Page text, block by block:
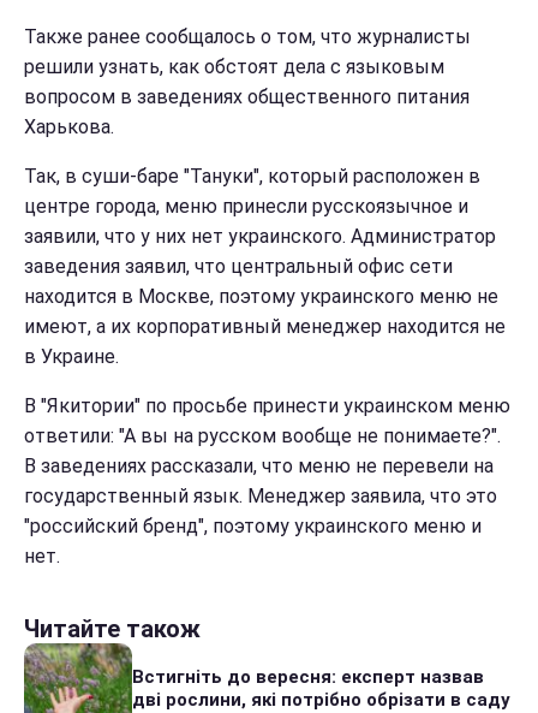
Также ранее сообщалось о том, что журналисты
решили узнать, как обстоят дела с языковым
вопросом в заведениях общественного питания
Харькова.
Так, в суши-баре "Тануки", который расположен в
центре города, меню принесли русскоязычное и
заявили, что у них нет украинского. Администратор
заведения заявил, что центральный офис сети
находится в Москве, поэтому украинского меню не
имеют, а их корпоративный менеджер находится не
в Украине.
В "Якитории" по просьбе принести украинском меню
ответили: "А вы на русском вообще не понимаете?".
В заведениях рассказали, что меню не перевели на
государственный язык. Менеджер заявила, что это
"российский бренд", поэтому украинского меню и
нет.
Читайте також
Встигніть до вересня: експерт назвав
дві рослини, які потрібно обрізати в саду